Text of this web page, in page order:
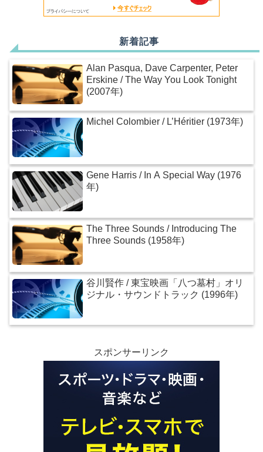
新着記事
Alan Pasqua, Dave Carpenter, Peter
Erskine / The Way You Look Tonight
(2007年)
Michel Colombier / L’Héritier (1973年)
Gene Harris / In A Special Way (1976
年)
The Three Sounds / Introducing The
Three Sounds (1958年)
谷川賢作 / 東宝映画「八つ墓村」オリ
ジナル・サウンドトラック (1996年)
スポンサーリンク